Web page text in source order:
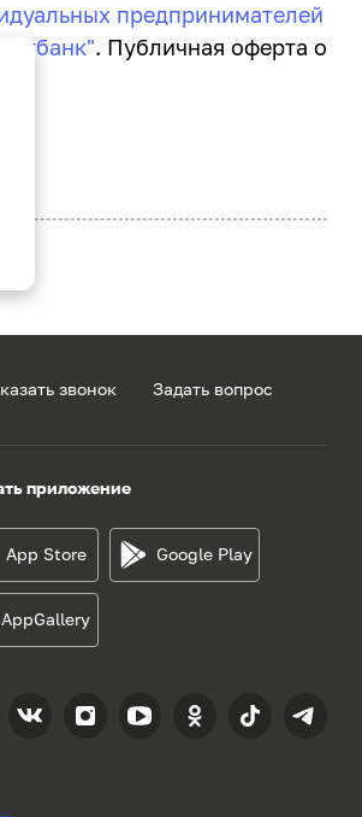
предпринимателей
. Публичная оферта о
звонок Задать вопрос
приложение
App Store Google Play
AppGallery